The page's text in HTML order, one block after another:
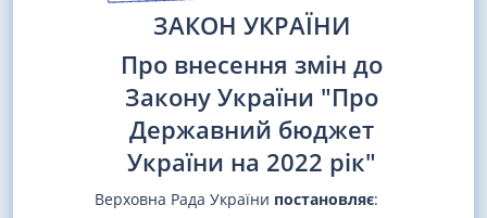
ЗАКОН УКРАЇНИ
Про внесення змін до
Закону України "Про
Державний бюджет
України на 2022 рік"
Верховна Рада України постановляє: